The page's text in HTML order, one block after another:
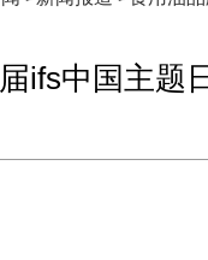
ifs中国主题